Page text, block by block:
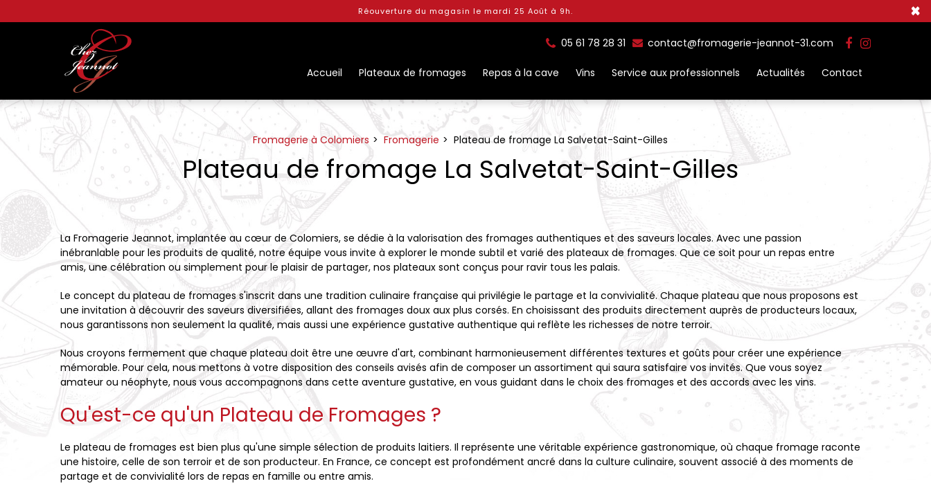
Réouverture du magasin le mardi 25 Août à 9h. ×
05 61 78 28 31 contact@fromagerie-jeannot-31.com
Accueil Plateaux de fromages Repas à la cave Vins Service aux professionnels Actualités Contact
Fromagerie à Colomiers Fromagerie Plateau de fromage La Salvetat-Saint-Gilles
Plateau de fromage La Salvetat-Saint-Gilles
La Fromagerie Jeannot, implantée au cœur de Colomiers, se dédie à la valorisation des fromages authentiques et des saveurs locales. Avec une passion
inébranlable pour les produits de qualité, notre équipe vous invite à explorer le monde subtil et varié des plateaux de fromages. Que ce soit pour un repas entre
amis, une célébration ou simplement pour le plaisir de partager, nos plateaux sont conçus pour ravir tous les palais.
Le concept du plateau de fromages s'inscrit dans une tradition culinaire française qui privilégie le partage et la convivialité. Chaque plateau que nous proposons est
une invitation à découvrir des saveurs diversifiées, allant des fromages doux aux plus corsés. En choisissant des produits directement auprès de producteurs locaux,
nous garantissons non seulement la qualité, mais aussi une expérience gustative authentique qui reflète les richesses de notre terroir.
Nous croyons fermement que chaque plateau doit être une œuvre d'art, combinant harmonieusement différentes textures et goûts pour créer une expérience
mémorable. Pour cela, nous mettons à votre disposition des conseils avisés afin de composer un assortiment qui saura satisfaire vos invités. Que vous soyez
amateur ou néophyte, nous vous accompagnons dans cette aventure gustative, en vous guidant dans le choix des fromages et des accords avec les vins.
Qu'est-ce qu'un Plateau de Fromages ?
Le plateau de fromages est bien plus qu'une simple sélection de produits laitiers. Il représente une véritable expérience gastronomique, où chaque fromage raconte
une histoire, celle de son terroir et de son producteur. En France, ce concept est profondément ancré dans la culture culinaire, souvent associé à des moments de
partage et de convivialité lors de repas en famille ou entre amis.